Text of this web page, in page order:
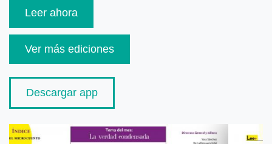
Leer ahora
Ver más ediciones
Descargar app